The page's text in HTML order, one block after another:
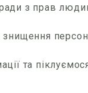
з прав
та